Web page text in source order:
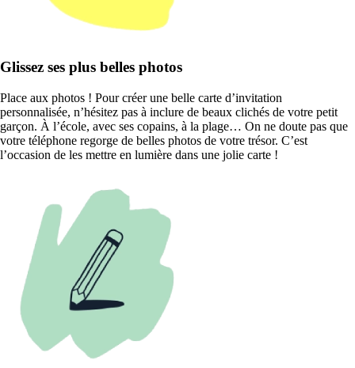
Glissez ses plus belles photos
Place aux photos ! Pour créer une belle carte d’invitation
personnalisée, n’hésitez pas à inclure de beaux clichés de votre petit
garçon. À l’école, avec ses copains, à la plage… On ne doute pas que
votre téléphone regorge de belles photos de votre trésor. C’est
l’occasion de les mettre en lumière dans une jolie carte !